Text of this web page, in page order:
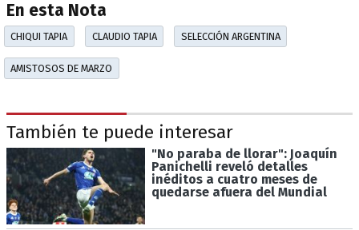
En esta Nota
CHIQUI TAPIA CLAUDIO TAPIA SELECCIÓN ARGENTINA
AMISTOSOS DE MARZO
También te puede interesar
"No paraba de llorar": Joaquín
Panichelli reveló detalles
inéditos a cuatro meses de
quedarse afuera del Mundial